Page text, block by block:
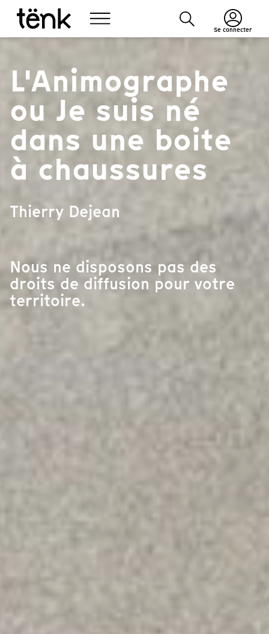
Se connecter
L'Animographe
ou Je suis né
dans une boite
à chaussures
Thierry Dejean
Nous ne disposons pas des
droits de diffusion pour votre
territoire.